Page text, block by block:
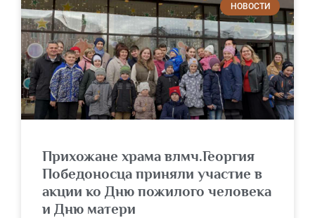
НОВОСТИ
Прихожане храма влмч.Георгия
Победоносца приняли участие в
акции ко Дню пожилого человека
и Дню матери